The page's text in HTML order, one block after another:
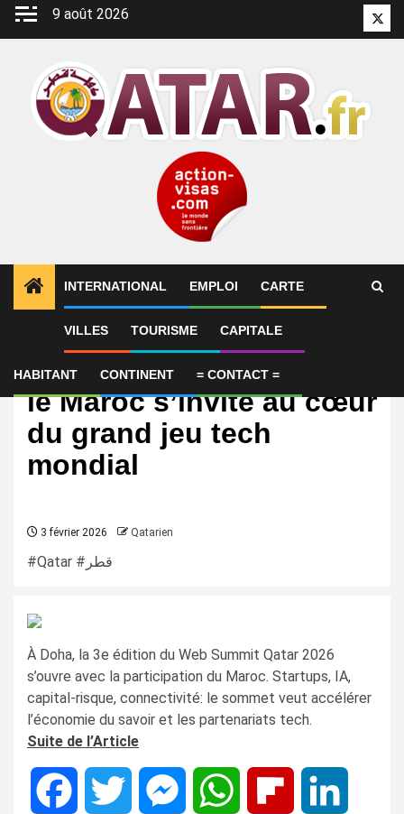
Aller
9 août 2026
INTERNATIONAL EMPLOI CARTE
VILLES TOURISME CAPITALE
HABITANT CONTINENT = CONTACT =
International
Web Summit Qatar 2026:
le Maroc s’invite au cœur
du grand jeu tech
mondial
3 février 2026 Qatarien
#Qatar #قطر
À Doha, la 3e édition du Web Summit Qatar 2026
s’ouvre avec la participation du Maroc. Startups, IA,
capital-risque, connectivité: le sommet veut accélérer
l’économie du savoir et les partenariats tech.
Suite de l’Article
Facebook Twitter MessengerWhatsApp Flipboard